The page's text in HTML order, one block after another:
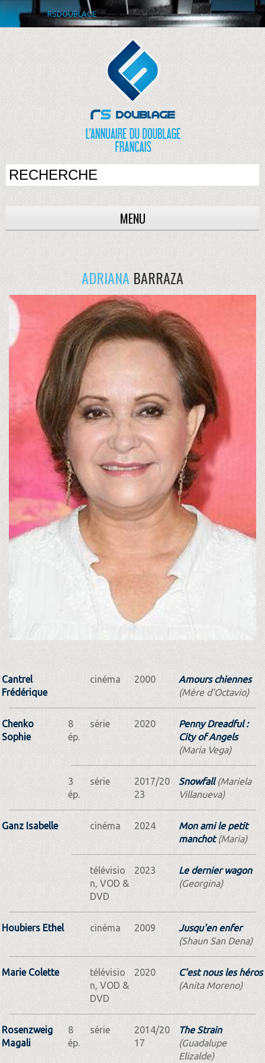
RSDOUBLAGE
MENU
ADRIANABARRAZA
Cantrel
Frédérique
cinéma 2000
Amours chiennes
(Mère d'Octavio)
Chenko
Sophie
8
ép.
série 2020
Penny Dreadful :
City of Angels
(Maria Vega)
3
ép.
série
2017/20
23
Snowfall(Mariela
Villanueva)
Ganz Isabelle cinéma 2024
Mon ami le petit
manchot(Maria)
télévisio
n, VOD &
DVD
2023
Le dernier wagon
(Georgina)
Houbiers Ethel cinéma 2009
Jusqu'en enfer
(Shaun San Dena)
Marie Colette
télévisio
n, VOD &
DVD
2020
C'est nous les héros
(Anita Moreno)
Rosenzweig
Magali
8
ép.
série
2014/20
17
The Strain
(Guadalupe
Elizalde)